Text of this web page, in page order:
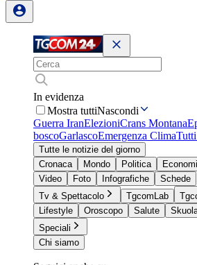
In evidenza
Mostra tuttiNascondi
Guerra IranElezioniCrans Montana
boscoGarlascoEmergenza Clima
Tutte le notizie del giorno
Cronaca
Mondo Politica
Video
Foto Infografiche
Schede
Tv & Spettacolo
TgcomLab
Lifestyle
Oroscopo Salute
Speciali
Chi siamo